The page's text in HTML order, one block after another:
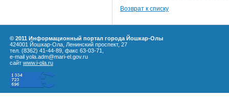
Возврат к списку
© 2011 Информационный портал города Йошкар-Олы
424001 Йошкар-Ола, Ленинский проспект, 27
тел. (8362) 41-44-89, факс 63-03-71,
e-mail yola.adm@mari-el.gov.ru
сайт www.i-ola.ru